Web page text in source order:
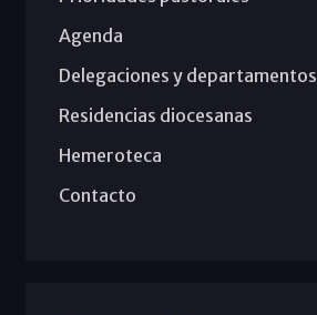
Agenda
Delegaciones y departamentos
Residencias diocesanas
Hemeroteca
Contacto